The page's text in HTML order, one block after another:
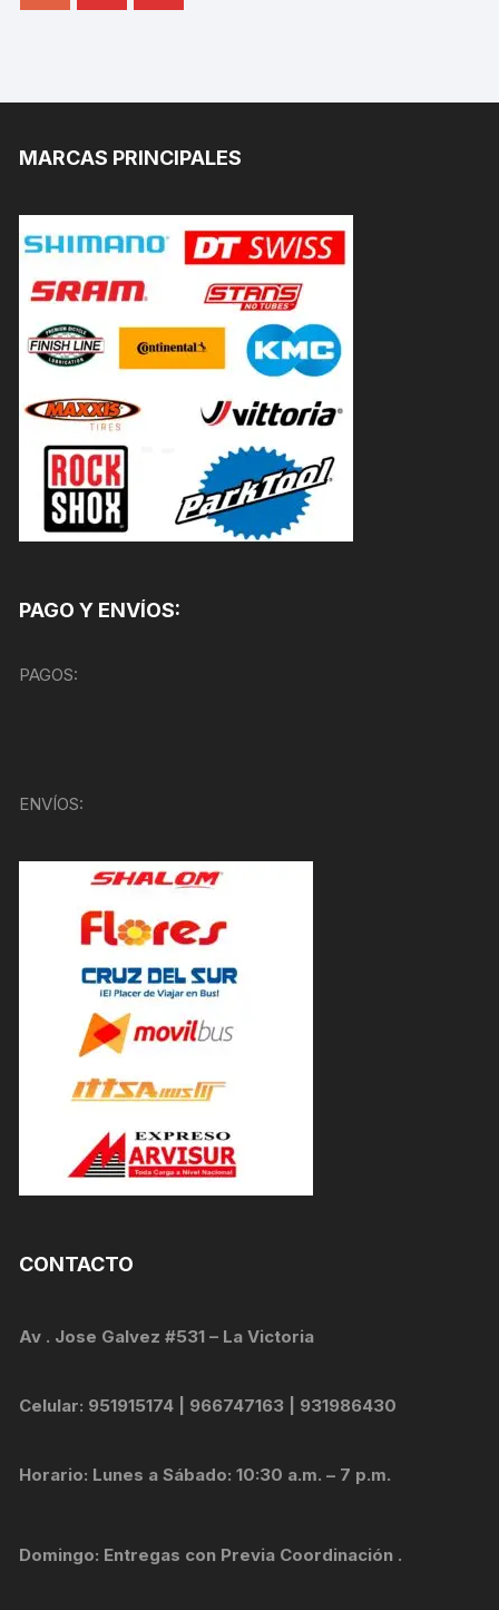
MARCAS PRINCIPALES
PAGO Y ENVÍOS:
PAGOS:
ENVÍOS:
CONTACTO
Av . Jose Galvez #531 – La Victoria
Celular: 951915174 | 966747163 | 931986430
Horario: Lunes a Sábado: 10:30 a.m. – 7 p.m.
Domingo: Entregas con Previa Coordinación .